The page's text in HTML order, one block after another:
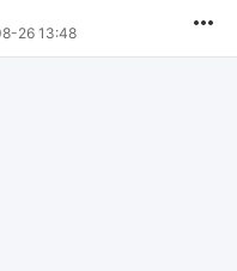
26 13:48